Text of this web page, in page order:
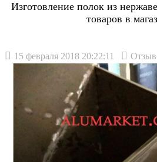
Изготовление полок из
товаров в
15 февраля 2018 20:22:11